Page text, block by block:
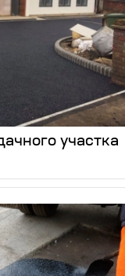
участка